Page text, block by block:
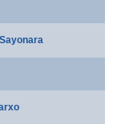
Sayonara